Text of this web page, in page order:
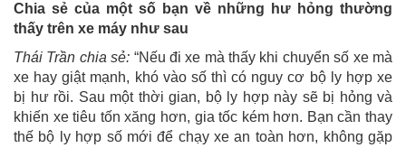
Chia sẻ của một số bạn về những hư hỏng thường
thấy trên xe máy như sau
Thái Trần chia sẻ: “Nếu đi xe mà thấy khi chuyển số xe mà
xe hay giật mạnh, khó vào số thì có nguy cơ bộ ly hợp xe
bị hư rồi. Sau một thời gian, bộ ly hợp này sẽ bị hỏng và
khiến xe tiêu tốn xăng hơn, gia tốc kém hơn. Bạn cần thay
thế bộ ly hợp số mới để chạy xe an toàn hơn, không gặp